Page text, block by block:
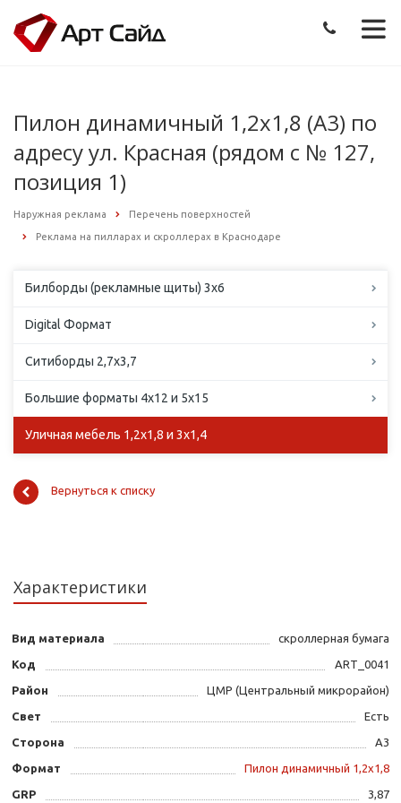
Пилон динамичный 1,2х1,8 (А3) по
адресу ул. Красная (рядом с № 127,
позиция 1)
Наружная реклама Перечень поверхностей
Реклама на пилларах и скроллерах в Краснодаре
Билборды (рекламные щиты) 3х6
Digital Формат
Ситиборды 2,7х3,7
Большие форматы 4х12 и 5х15
Уличная мебель 1,2х1,8 и 3х1,4
Вернуться к списку
Характеристики
Вид материала скроллерная бумага
Код ART_0041
Район ЦМР (Центральный микрорайон)
Свет Есть
Сторона А3
Формат Пилон динамичный 1,2х1,8
GRP 3,87